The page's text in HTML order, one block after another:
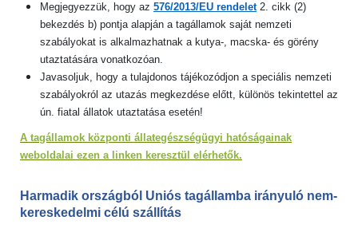
Megjegyezzük, hogy az 576/2013/EU rendelet2. cikk (2)
bekezdés b) pontja alapján a tagállamok saját nemzeti
szabályokat is alkalmazhatnak a kutya-, macska- és görény
utaztatására vonatkozóan.
Javasoljuk, hogy a tulajdonos tájékozódjon a speciális nemzeti
szabályokról az utazás megkezdése előtt, különös tekintettel az
ún. fiatal állatok utaztatása esetén!
A tagállamok központi állategészségügyi hatóságainak
weboldalai ezen a linken keresztül elérhetők.
Harmadik országból Uniós tagállamba irányuló nem-
kereskedelmi célú szállítás